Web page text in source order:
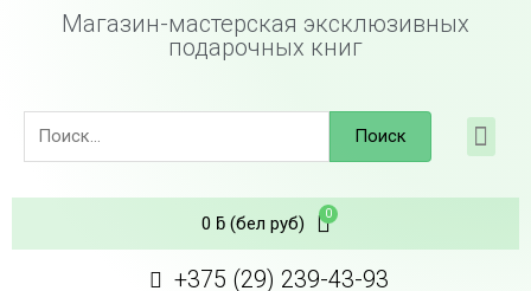
Магазин-мастерская эксклюзивных
подарочных книг
Поиск
0 ƃ(бел руб)
+375 (29) 239-43-93